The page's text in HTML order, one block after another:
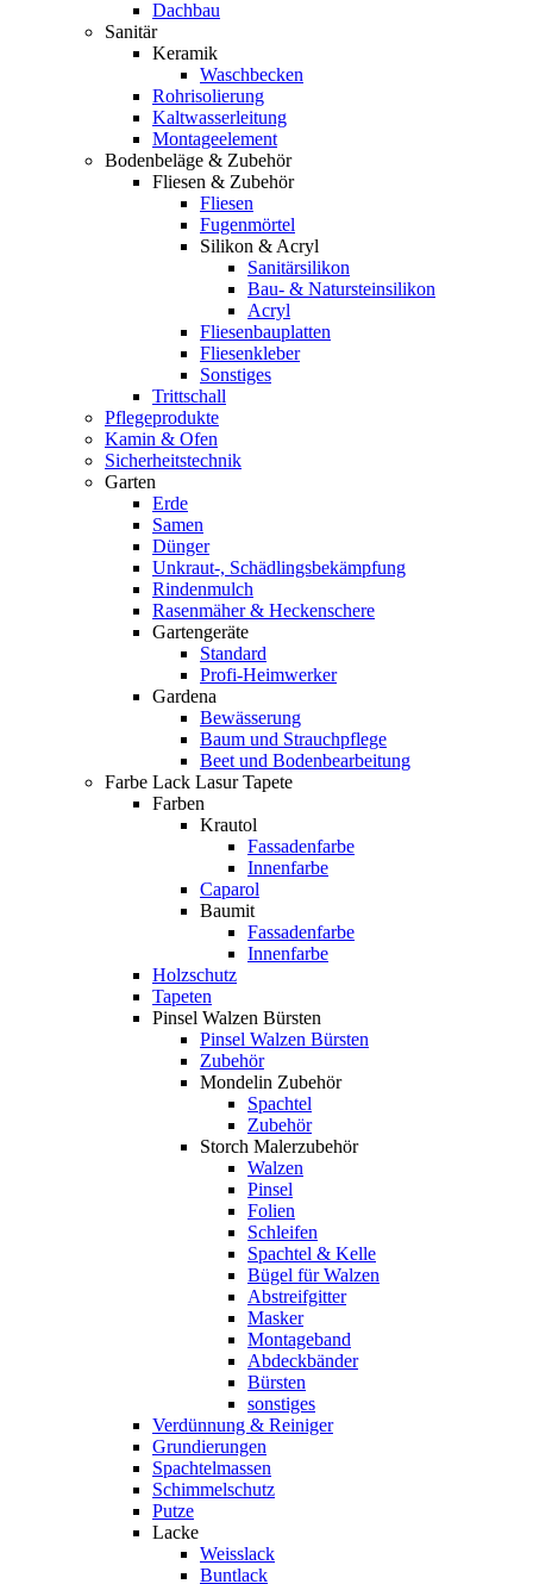
Dachbau
Sanitär
Keramik
Waschbecken
Rohrisolierung
Kaltwasserleitung
Montageelement
Bodenbeläge & Zubehör
Fliesen & Zubehör
Fliesen
Fugenmörtel
Silikon & Acryl
Sanitärsilikon
Bau- & Natursteinsilikon
Acryl
Fliesenbauplatten
Fliesenkleber
Sonstiges
Trittschall
Pflegeprodukte
Kamin & Ofen
Sicherheitstechnik
Garten
Erde
Samen
Dünger
Unkraut-, Schädlingsbekämpfung
Rindenmulch
Rasenmäher & Heckenschere
Gartengeräte
Standard
Profi-Heimwerker
Gardena
Bewässerung
Baum und Strauchpflege
Beet und Bodenbearbeitung
Farbe Lack Lasur Tapete
Farben
Krautol
Fassadenfarbe
Innenfarbe
Caparol
Baumit
Fassadenfarbe
Innenfarbe
Holzschutz
Tapeten
Pinsel Walzen Bürsten
Pinsel Walzen Bürsten
Zubehör
Mondelin Zubehör
Spachtel
Zubehör
Storch Malerzubehör
Walzen
Pinsel
Folien
Schleifen
Spachtel & Kelle
Bügel für Walzen
Abstreifgitter
Masker
Montageband
Abdeckbänder
Bürsten
sonstiges
Verdünnung & Reiniger
Grundierungen
Spachtelmassen
Schimmelschutz
Putze
Lacke
Weisslack
Buntlack